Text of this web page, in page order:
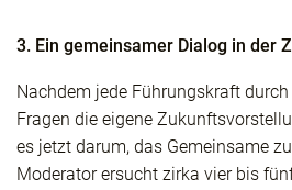
3. Ein gemeinsamer Dialog in der
Nachdem jede Führungskraft
Fragen die eigene
es jetzt darum, das Gemeinsame
Moderator ersucht zirka vier bis